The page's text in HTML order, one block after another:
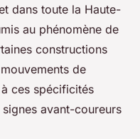
dans toute la Haute-
au phénomène de
constructions
de
ces spécificités
avant-coureurs